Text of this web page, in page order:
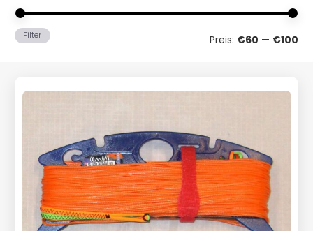
Filter Preis: €60 — €100